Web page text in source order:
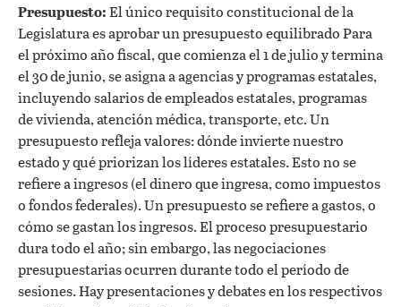
Presupuesto:El único requisito constitucional de la
Legislatura es aprobar un presupuesto equilibradoPara
el próximo año fiscal, que comienza el 1 de julio y termina
el 30 de junio, se asigna a agencias y programas estatales,
incluyendo salarios de empleados estatales, programas
de vivienda, atención médica, transporte, etc. Un
presupuesto refleja valores: dónde invierte nuestro
estado y qué priorizan los líderes estatales. Esto no se
refiere a ingresos (el dinero que ingresa, como impuestos
o fondos federales). Un presupuesto se refiere a gastos, o
cómo se gastan los ingresos. El proceso presupuestario
dura todo el año; sin embargo, las negociaciones
presupuestarias ocurren durante todo el período de
sesiones. Hay presentaciones y debates en los respectivos